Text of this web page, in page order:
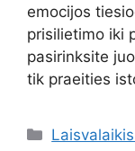
emocijos
prisilietimo iki
pasirinksite
tik praeities
Kategorijos